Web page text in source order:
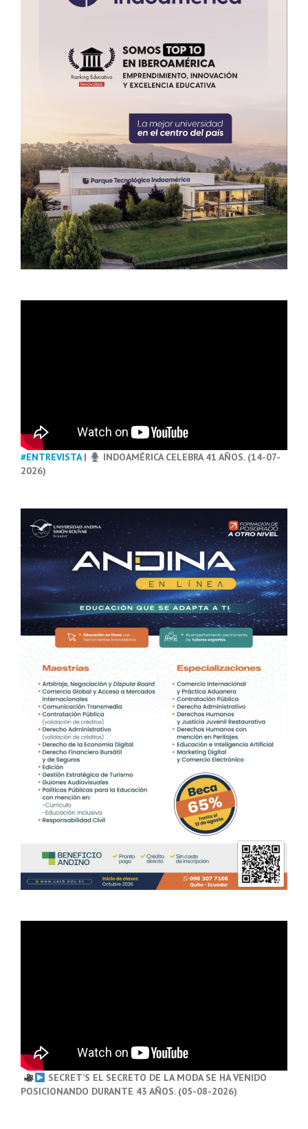
#ENTREVISTA|
INDOAMÉRICA CELEBRA 41 AÑOS. (14-07-
2026)
SECRET’S EL SECRETO DE LA MODA SE HA VENIDO
POSICIONANDO DURANTE 43 AÑOS. (05-08-2026)